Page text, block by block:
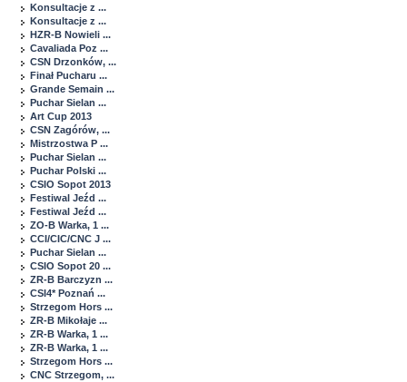
Konsultacje z ...
Konsultacje z ...
HZR-B Nowieli ...
Cavaliada Poz ...
CSN Drzonków, ...
Finał Pucharu ...
Grande Semain ...
Puchar Sielan ...
Art Cup 2013
CSN Zagórów, ...
Mistrzostwa P ...
Puchar Sielan ...
Puchar Polski ...
CSIO Sopot 2013
Festiwal Jeźd ...
Festiwal Jeźd ...
ZO-B Warka, 1 ...
CCI/CIC/CNC J ...
Puchar Sielan ...
CSIO Sopot 20 ...
ZR-B Barczyzn ...
CSI4* Poznań ...
Strzegom Hors ...
ZR-B Mikołaje ...
ZR-B Warka, 1 ...
ZR-B Warka, 1 ...
Strzegom Hors ...
CNC Strzegom, ...